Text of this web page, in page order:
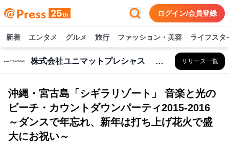
ログイン/会員登録
新着 エンタメ グルメ 旅行 ファッション・美容 ライフスタ
株式会社ユニマットプレシャス リゾート事業 リリース一覧
沖縄・宮古島「シギラリゾート」 音楽と光の
ビーチ・カウントダウンパーティ2015-2016
～ダンスで年忘れ、新年は打ち上げ花火で盛
大にお祝い～